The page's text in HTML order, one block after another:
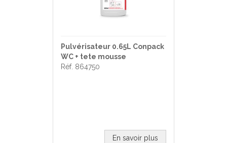
Pulvérisateur 0.65L Conpack
WC + tete mousse
Réf. 864750
En savoir plus